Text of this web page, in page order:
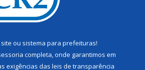
ou sistema para prefeituras!
completa, onde garantimos em
exigências das leis de transparência